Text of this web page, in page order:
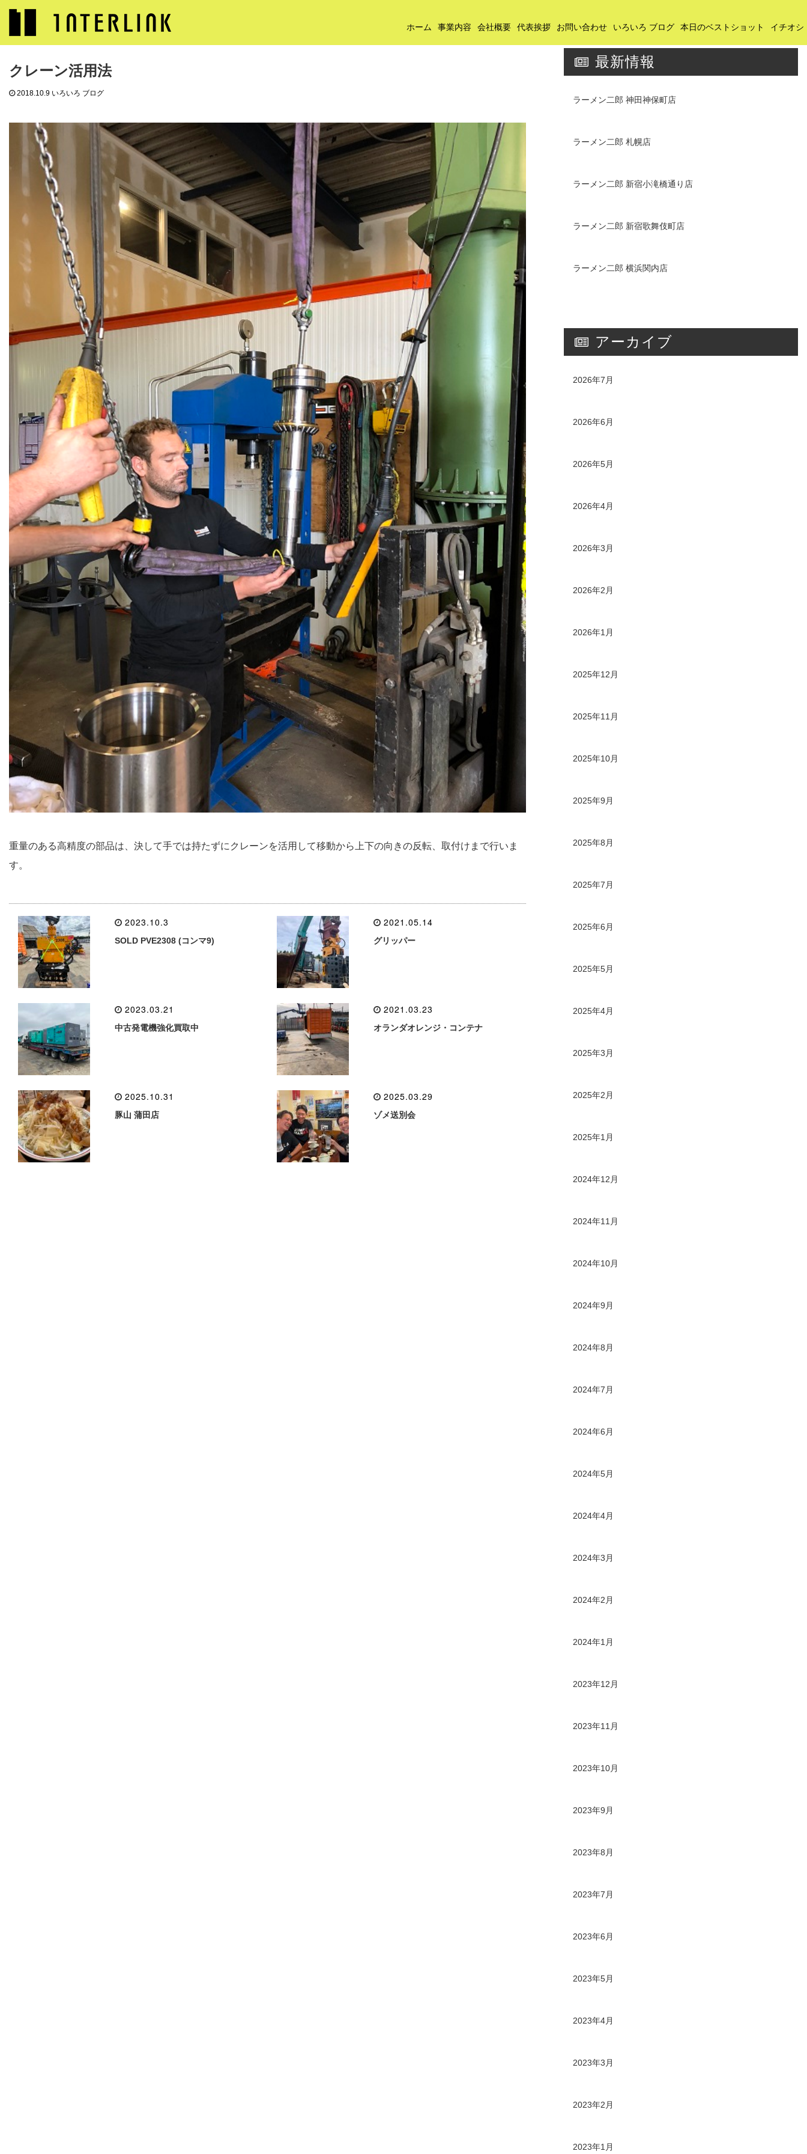
ホーム 事業内容 会社概要 代表挨拶 お問い合わせ いろいろ ブログ 本日のベストショット イチオシ
いろいろ ブログ クレーン活用法
クレーン活用法
2018.10.9 いろいろ ブログ
重量のある高精度の部品は、決して手では持たずにクレーンを活用して移動から上下の向きの反転、取付けまで行いま
す。
2023.10.3
SOLD PVE2308 (コンマ9)
2021.05.14
グリッパー
2023.03.21
中古発電機強化買取中
2021.03.23
オランダオレンジ・コンテナ
2025.10.31
豚山 蒲田店
2025.03.29
ゾメ送別会
最新情報
ラーメン二郎 神田神保町店
ラーメン二郎 札幌店
ラーメン二郎 新宿小滝橋通り店
ラーメン二郎 新宿歌舞伎町店
ラーメン二郎 横浜関内店
アーカイブ
2026年7月
2026年6月
2026年5月
2026年4月
2026年3月
2026年2月
2026年1月
2025年12月
2025年11月
2025年10月
2025年9月
2025年8月
2025年7月
2025年6月
2025年5月
2025年4月
2025年3月
2025年2月
2025年1月
2024年12月
2024年11月
2024年10月
2024年9月
2024年8月
2024年7月
2024年6月
2024年5月
2024年4月
2024年3月
2024年2月
2024年1月
2023年12月
2023年11月
2023年10月
2023年9月
2023年8月
2023年7月
2023年6月
2023年5月
2023年4月
2023年3月
2023年2月
2023年1月